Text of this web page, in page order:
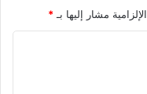
مشار إليها بـ *